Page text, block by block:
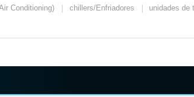
Conditioning) chillers/Enfriadores
unidades de